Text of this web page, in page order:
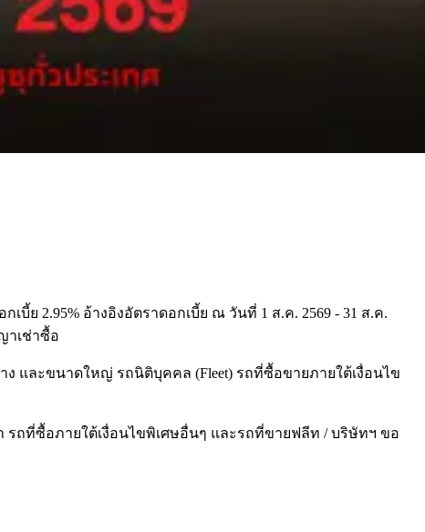
บี้ย 2.95% อ้างอิงอัตราดอกเบี้ย ณ วันที่ 1 ส.ค. 2569 - 31 ส.ค.
าเช่าซื้อ
และขนาดใหญ่ รถนิติบุคคล (Fleet) รถที่ซื้อขายภายใต้เงื่อนไข
รถที่ซื้อภายใต้เงื่อนไขพิเศษอื่นๆ และรถที่ขายฟลีท / บริษัทฯ ขอ